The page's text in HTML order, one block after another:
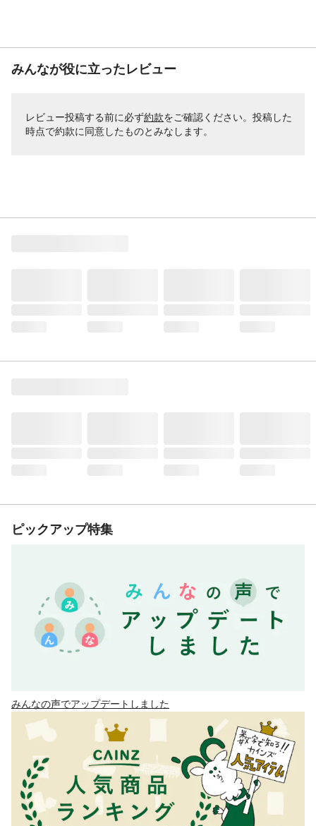
みんなが役に立ったレビュー
レビュー投稿する前に必ず約款をご確認ください。投稿した
時点で約款に同意したものとみなします。
ピックアップ特集
みんなの声でアップデートしました